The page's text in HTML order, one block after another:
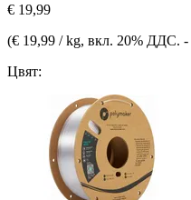
€ 19,99
(€ 19,99 / kg, вкл. 20% ДДС. -
Цвят: